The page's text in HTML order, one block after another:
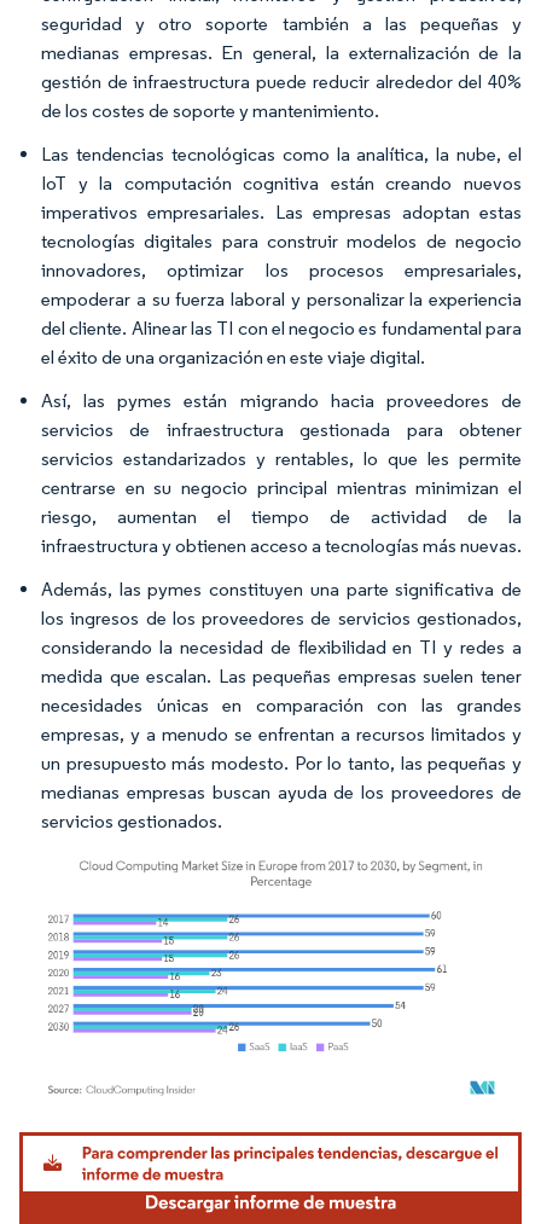
seguridad y otro soporte también a las pequeñas y
medianas empresas. En general, la externalización de la
gestión de infraestructura puede reducir alrededor del 40%
de los costes de soporte y mantenimiento.
Las tendencias tecnológicas como la analítica, la nube, el
IoT y la computación cognitiva están creando nuevos
imperativos empresariales. Las empresas adoptan estas
tecnologías digitales para construir modelos de negocio
innovadores, optimizar los procesos empresariales,
empoderar a su fuerza laboral y personalizar la experiencia
del cliente. Alinear las TI con el negocio es fundamental para
el éxito de una organización en este viaje digital.
Así, las pymes están migrando hacia proveedores de
servicios de infraestructura gestionada para obtener
servicios estandarizados y rentables, lo que les permite
centrarse en su negocio principal mientras minimizan el
riesgo, aumentan el tiempo de actividad de la
infraestructura y obtienen acceso a tecnologías más nuevas.
Además, las pymes constituyen una parte significativa de
los ingresos de los proveedores de servicios gestionados,
considerando la necesidad de flexibilidad en TI y redes a
medida que escalan. Las pequeñas empresas suelen tener
necesidades únicas en comparación con las grandes
empresas, y a menudo se enfrentan a recursos limitados y
un presupuesto más modesto. Por lo tanto, las pequeñas y
medianas empresas buscan ayuda de los proveedores de
servicios gestionados.
Imagen © Mordor Intelligence. El uso requiere atribución según CC BY 4.0.